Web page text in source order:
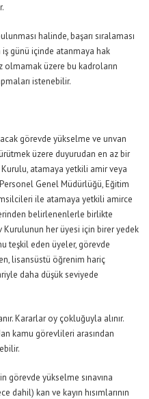
halinde, başarı sıralaması
günü içinde atanmaya hak
üzere bu kadroların
istenebilir.
görevde yükselme ve unvan
üzere duyurudan en az bir
Kurulu, atamaya yetkili amir veya
Genel Müdürlüğü, Eğitim
ile atamaya yetkili amirce
belirlenenlerle birlikte
Kurulunun her üyesi için birer yedek
teşkil eden üyeler, görevde
lisansüstü öğrenim hariç
daha düşük seviyede
Kararlar oy çokluğuyla alınır.
kamu görevlileri arasından
görevde yükselme sınavına
dahil) kan ve kayın hısımlarının